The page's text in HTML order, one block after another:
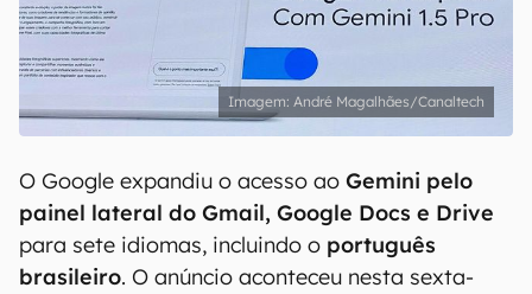
André Magalhães/Canaltech
O Google expandiu o acesso ao Gemini pelo
painel lateral do Gmail, Google Docs e Drive
para sete idiomas, incluindo o português
brasileiro. O anúncio aconteceu nesta sexta-